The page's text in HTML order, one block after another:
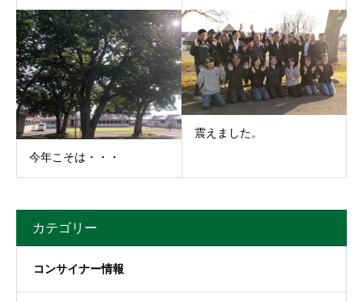
今年こそは・・・
震えました。
カテゴリー
コンサイナー情報